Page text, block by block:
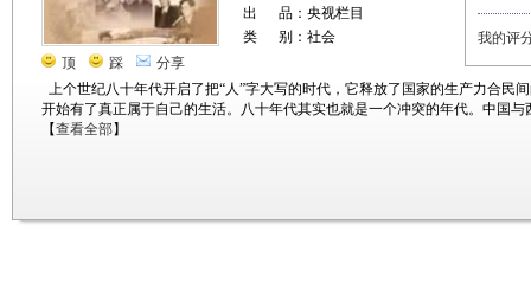
顶 踩 分享
出 品：央视栏目
类 别：社会
上个世纪八十年代开启了把“人”字大写的时代，它释放了国家的生产力合民
开始有了真正属于自己的生活。八十年代其实也就是一个冲突的年代。中国
【查看全部】
我的评